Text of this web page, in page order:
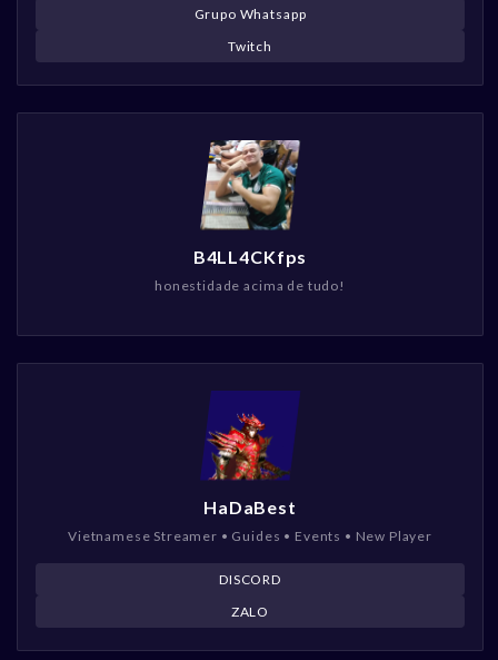
Grupo Whatsapp
Twitch
B4LL4CKfps
honestidade acima de tudo!
HaDaBest
Vietnamese Streamer • Guides • Events • New Player
DISCORD
ZALO